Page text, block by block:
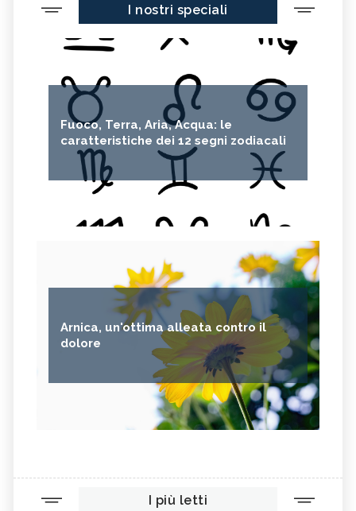
I nostri speciali
Fuoco, Terra, Aria, Acqua: le
caratteristiche dei 12 segni zodiacali
Arnica, un'ottima alleata contro il
dolore
I più letti